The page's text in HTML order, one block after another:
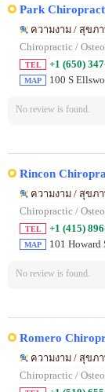
Park
ความงาม / สุขภ
Chiropractic /
TEL +1 (650)
MAP 100 S
No review is found.
Rincon
ความงาม / สุขภ
Chiropractic /
TEL +1 (415)
MAP 101 Howard
No review is found.
Romero
ความงาม / สุขภ
Chiropractic /